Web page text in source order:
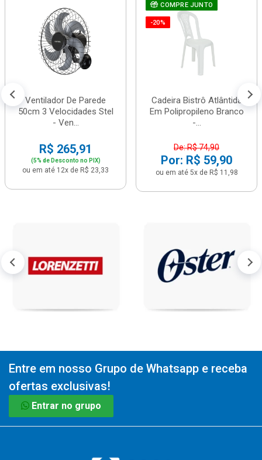
Ventilador De Parede
50cm 3 Velocidades Stel
- Ven...
R$ 265,91
(5% de Desconto no PIX)
ou em até 12x de R$ 23,33
COMPRE JUNTO
-20%
Cadeira Bistrô Atlântida
Em Polipropileno Branco
-...
De: R$ 74,90
Por: R$ 59,90
ou em até 5x de R$ 11,98
Entre em nosso Grupo de Whatsapp e receba
ofertas exclusivas!
Entrar no grupo